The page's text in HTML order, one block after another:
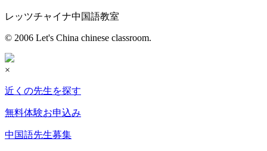
レッツチャイナ中国語教室
© 2006 Let's China chinese classroom.
×
近くの先生を探す
無料体験お申込み
中国語先生募集